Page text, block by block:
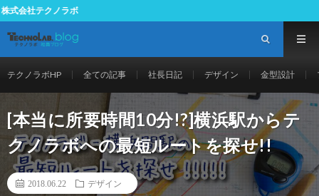
テクノラボHP 全ての記事 社長日記 デザイン 金型設計
[本当に所要時間10分!?]横浜駅からテ
クノラボへの最短ルートを探せ!!
2018.06.22 デザイン